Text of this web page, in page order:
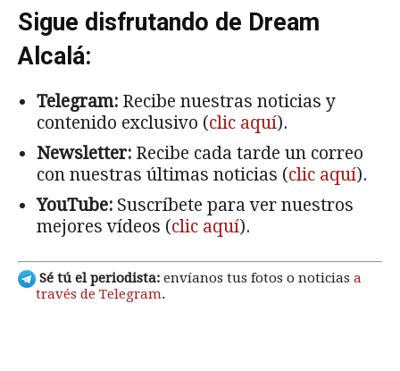
Sigue disfrutando de Dream
Alcalá:
Telegram: Recibe nuestras noticias y
contenido exclusivo (clic aquí).
Newsletter: Recibe cada tarde un correo
con nuestras últimas noticias (clic aquí).
YouTube: Suscríbete para ver nuestros
mejores vídeos (clic aquí).
Sé tú el periodista: envíanos tus fotos o noticias a
través de Telegram.